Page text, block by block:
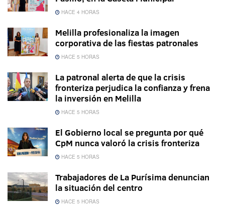
HACE 4 HORAS
Melilla profesionaliza la imagen
corporativa de las fiestas patronales
HACE 5 HORAS
La patronal alerta de que la crisis
fronteriza perjudica la confianza y frena
la inversión en Melilla
HACE 5 HORAS
El Gobierno local se pregunta por qué
CpM nunca valoró la crisis fronteriza
HACE 5 HORAS
Trabajadores de La Purísima denuncian
la situación del centro
HACE 5 HORAS